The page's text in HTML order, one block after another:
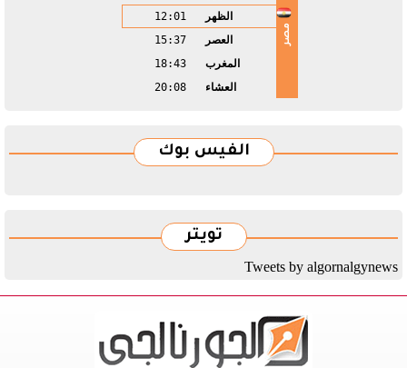
مصر
الظهر
12:01
العصر
15:37
المغرب
18:43
العشاء
20:08
الفيس بوك
تويتر
Tweets by algornalgynews